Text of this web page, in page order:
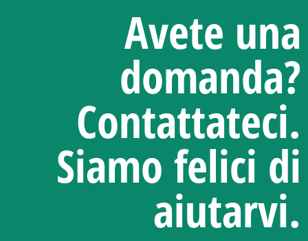
Avete una
domanda?
Contattateci.
Siamo felici di
aiutarvi.